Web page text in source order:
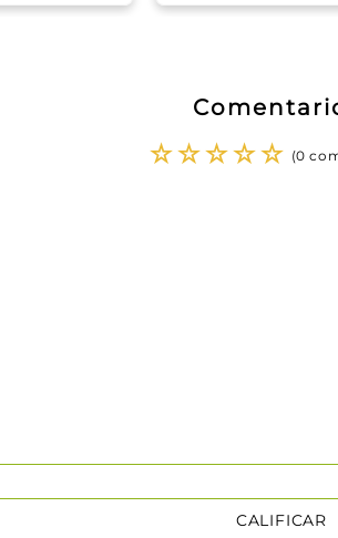
☆☆☆☆☆ (0
CALIFICAR